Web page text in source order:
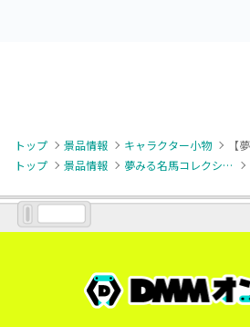
トップ 景品情報 キャラクター小物
トップ
景品情報 夢みる名馬コレクション